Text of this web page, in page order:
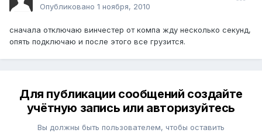
Опубликовано 1 ноября, 2010
сначала отключаю винчестер от компа жду несколько секунд,
опять подключаю и после этого все грузится.
Для публикации сообщений создайте
учётную запись или авторизуйтесь
Вы должны быть пользователем, чтобы оставить